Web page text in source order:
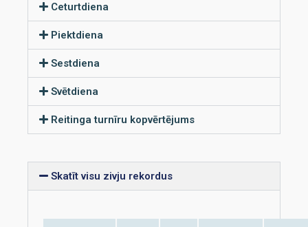
Ceturtdiena
Piektdiena
Sestdiena
Svētdiena
Reitinga turnīru kopvērtējums
Skatīt visu zivju rekordus